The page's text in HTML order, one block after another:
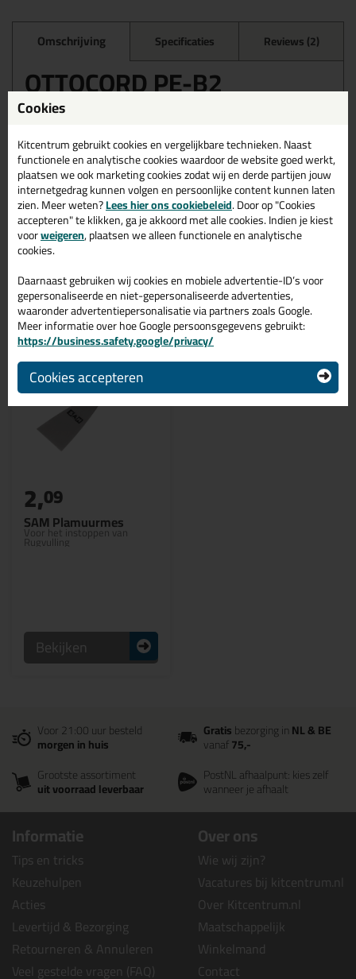
Omschrijving Specificaties Reviews (2)
OTTOCORD PE-B2
Geslotencellig Rugvulling -
5 meter in 15mm
Bestel de OTTOCORD PE-B2 Geslotencellig Rugvulling - 5 meter
in 15mm vandaag nog! Vandaag besteld = morgen in huis.
Wil je meer weten over de toepassing en kenmerken van dit
product?Lees alles over dit product >
Gerelateerde producten
SAM Plamuurmes
Voor het instoppen van
Rugvulling
2,09
Bekijken
Voor 21:00 uur besteld
morgen in huis
Gratisbezorging inNL & BE
vanaf75,-
Grootste assortiment
uit voorraad leverbaar
PostNL afhaalpunt: kies zelf
wanneer je afhaalt
Informatie
Tips en tricks
Keuzehulpen
Acties
Levertijd & Bezorging
Retourneren & Annuleren
Veel gestelde vragen (FAQ)
Over ons
Wie wij zijn?
Vacatures bij kitcentrum.nl
Over Kitcentrum.nl
Maatschappelijk
Winkelmand
Contact
Cookies
Kitcentrum gebruikt cookies en vergelijkbare technieken. Naast
functionele en analytische cookies waardoor de website goed werkt,
plaatsen we ook marketing cookies zodat wij en derde partijen jouw
internetgedrag kunnen volgen en persoonlijke content kunnen laten
zien. Meer weten?Lees hier ons cookiebeleid. Door op "Cookies
accepteren" te klikken, ga je akkoord met alle cookies. Indien je kiest
voorweigeren, plaatsen we alleen functionele en analytische
cookies.
Daarnaast gebruiken wij cookies en mobiele advertentie-ID’s voor
gepersonaliseerde en niet-gepersonaliseerde advertenties,
waaronder advertentiepersonalisatie via partners zoals Google.
Meer informatie over hoe Google persoonsgegevens gebruikt:
https://business.safety.google/privacy/
Cookies accepteren